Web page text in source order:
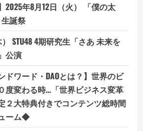
2025年8月12日（火） 「僕の太
誕祭
STU48 4期研究生「さあ 未来を
公演
ドワード・DAOとは？】世界のビ
度変わる時…「世界ビジネス変革
大特典付きでコンテンツ総時間
ーム◆